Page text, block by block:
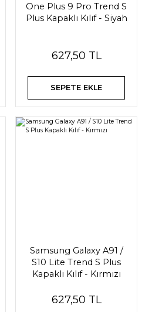
One Plus 9 Pro Trend S
Plus Kapaklı Kılıf - Siyah
627,50 TL
SEPETE EKLE
Samsung Galaxy A91 /
S10 Lite Trend S Plus
Kapaklı Kılıf - Kırmızı
627,50 TL